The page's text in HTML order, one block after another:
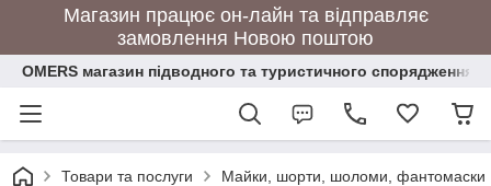
Магазин працює он-лайн та відправляє
замовлення Новою поштою
OMERS магазин підводного та туристичного спорядження
Товари та послуги Майки, шорти, шоломи, фантомаски